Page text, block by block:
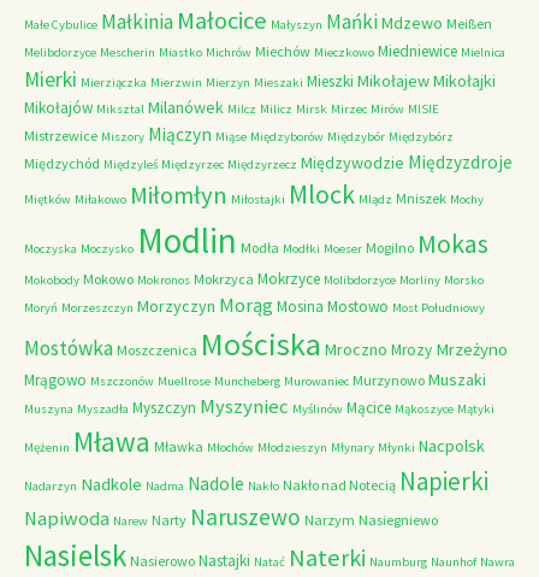
Małe Cybulice Małkinia Małocice Małyszyn MańkiMdzewo Meißen
Melibdorzyce Mescherin Miastko Michrów Miechów Mieczkowo Miedniewice Mielnica
Mierki Mierziączka Mierzwin Mierzyn Mieszaki Mieszki MikołajewMikołajki
Mikołajów Miksztal Milanówek Milcz Milicz Mirsk Mirzec Mirów MISIE
Mistrzewice Miszory Miączyn Miąse Międzyborów Międzybór Międzybórz
Międzychód Międzyleś Międzyrzec Międzyrzecz Międzywodzie Międzyzdroje
Miętków Miłakowo Miłomłyn Miłostajki Mlock Mlądz Mniszek Mochy
Moczyska Moczysko Modlin Modła Modłki Moeser Mogilno Mokas
Mokobody Mokowo Mokronos Mokrzyca Mokrzyce Molibdorzyce Morliny Morsko
Moryń Morzeszczyn Morzyczyn MorągMosina Mostowo Most Południowy
Mostówka Moszczenica Mościska Mroczno Mrozy Mrzeżyno
Mrągowo Mszczonów Muellrose Muncheberg Murowaniec Murzynowo Muszaki
Muszyna Myszadła Myszczyn Myszyniec Myślinów Mącice Mąkoszyce Mątyki
Mężenin Mława Mławka Młochów Młodzieszyn Młynary Młynki Nacpolsk
Nadarzyn Nadkole Nadma Nadole Nakło Nakło nad Notecią Napierki
Napiwoda Narew Narty Naruszewo Narzym Nasiegniewo
Nasielsk Nasierowo Nastajki Natać Naterki Naumburg Naunhof Nawra